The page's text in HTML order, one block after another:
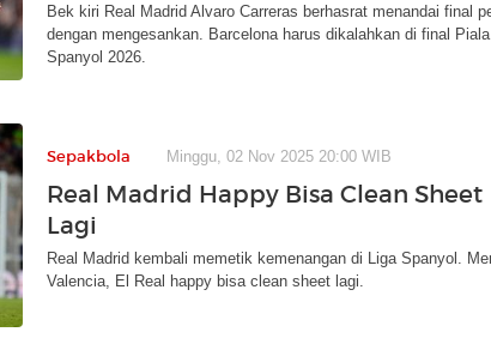
Bek kiri Real Madrid Alvaro Carreras berhasrat menandai final
dengan mengesankan. Barcelona harus dikalahkan di final
Spanyol 2026.
Sepakbola Minggu, 02 Nov 2025 20:00 WIB
Real Madrid Happy Bisa Clean Sheet
Lagi
Real Madrid kembali memetik kemenangan di Liga Spanyol.
Valencia, El Real happy bisa clean sheet lagi.